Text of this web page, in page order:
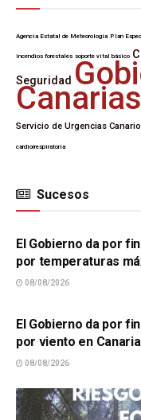
Agencia Estatal de Meteorología Plan
incendios forestales soporte vital básico
Seguridad
Canarias
Servicio de Urgencias Canario
cardiorrespiratoria
Sucesos
SUCESOS
El Gobierno da por
por temperaturas
08/08/2026
El Gobierno da por
por viento en
08/08/2026